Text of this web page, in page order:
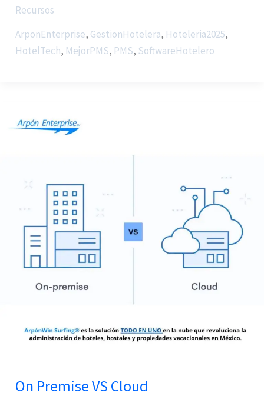
Recursos
ArponEnterprise, GestionHotelera, Hoteleria2025,
HotelTech, MejorPMS, PMS, SoftwareHotelero
On Premise VS Cloud
Premise